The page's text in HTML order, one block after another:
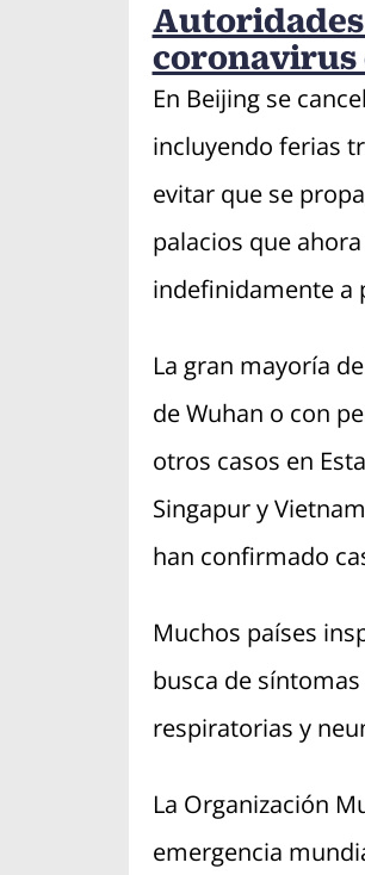
Autoridades
coronavirus
En Beijing se
incluyendo ferias
evitar que se
palacios que
indefinidamente a
La gran mayoría
de Wuhan o con
otros casos en
Singapur y
han confirmado
Muchos países
busca de
respiratorias y
La Organización
emergencia